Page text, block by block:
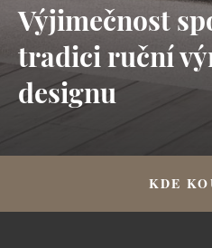
Výjimečnost
tradici ruční
designu
KDE